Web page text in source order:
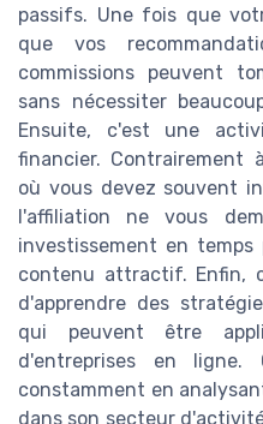
passifs. Une fois que
que vos
commissions peuvent
sans nécessiter
Ensuite, c'est une
financier. Contrairement
où vous devez souvent
l'affiliation ne vous
investissement en
contenu attractif. Enfin,
d'apprendre des
qui peuvent être
d'entreprises en ligne.
constamment en
dans son secteur